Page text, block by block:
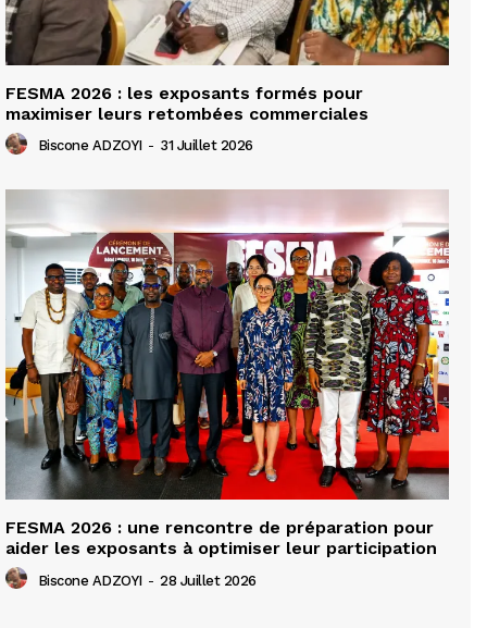
FESMA 2026 : les exposants formés pour
maximiser leurs retombées commerciales
Biscone ADZOYI - 31 Juillet 2026
FESMA 2026 : une rencontre de préparation pour
aider les exposants à optimiser leur participation
Biscone ADZOYI - 28 Juillet 2026